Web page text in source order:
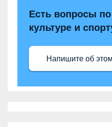
Есть вопросы
культуре и
Напишите об этом